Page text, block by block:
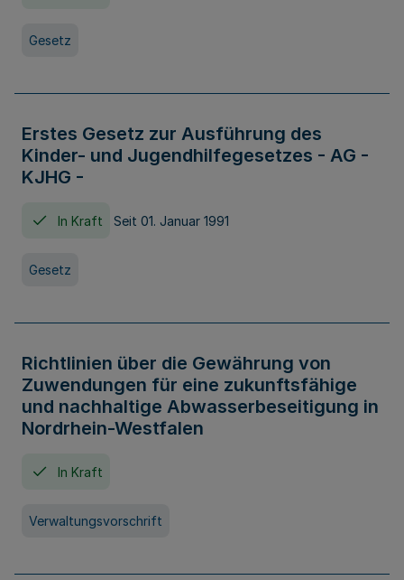
Gesetz
Erstes Gesetz zur Ausführung des
Kinder- und Jugendhilfegesetzes - AG -
KJHG -
In Kraft Seit 01. Januar 1991
Gesetz
Richtlinien über die Gewährung von
Zuwendungen für eine zukunftsfähige
und nachhaltige Abwasserbeseitigung in
Nordrhein-Westfalen
In Kraft
Verwaltungsvorschrift